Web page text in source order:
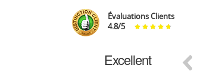
Évaluations Clients
4.8/5
Excellent 29.03.2026